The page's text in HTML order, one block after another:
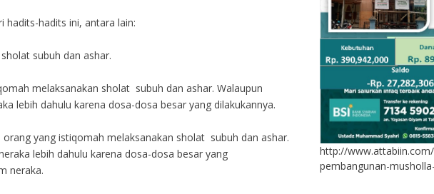
hadits-hadits ini, antara lain:
subuh dan ashar.
melaksanakan sholat subuh dan ashar. Walaupun
lebih dahulu karena dosa-dosa besar yang dilakukannya.
yang istiqomah melaksanakan sholat subuh dan ashar.
lebih dahulu karena dosa-dosa besar yang
neraka.
http://
pembangunan-